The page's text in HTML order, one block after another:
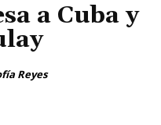
a Cuba y
Reyes